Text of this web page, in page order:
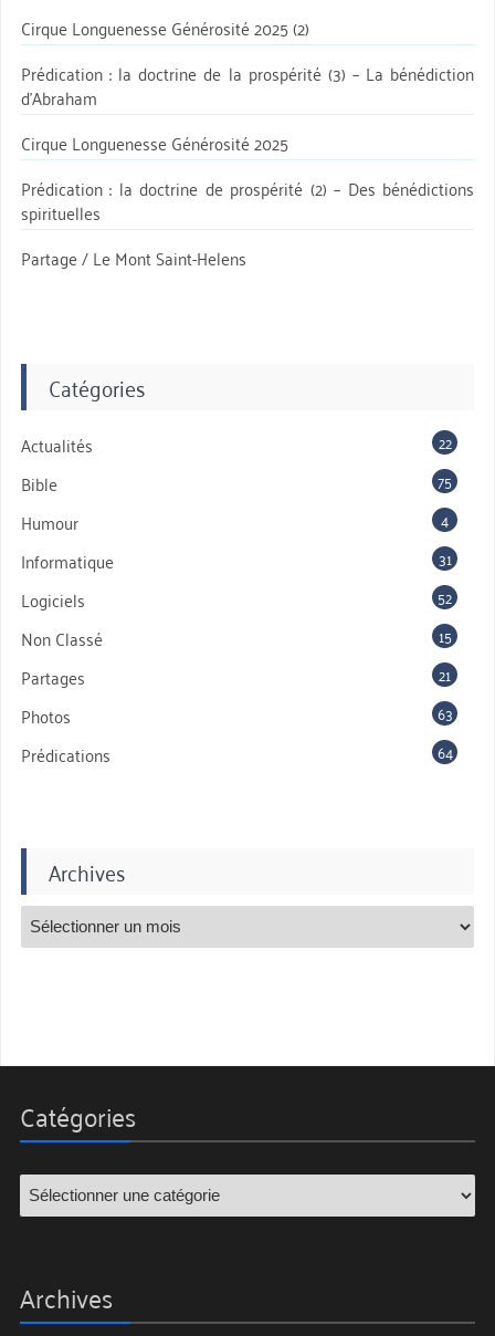
Cirque Longuenesse Générosité 2025 (2)
Prédication : la doctrine de la prospérité (3) – La bénédiction
d’Abraham
Cirque Longuenesse Générosité 2025
Prédication : la doctrine de prospérité (2) – Des bénédictions
spirituelles
Partage / Le Mont Saint-Helens
Catégories
Actualités 22
Bible 75
Humour 4
Informatique 31
Logiciels 52
Non Classé 15
Partages 21
Photos 63
Prédications 64
Archives
Catégories
Archives